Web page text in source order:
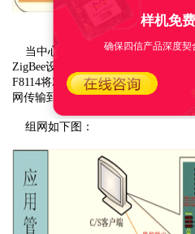
当中心监控与光伏电池板阵列的
ZigBee设备F8914传输到带GPRS的
F8114将ZigBee数据转化为TCP/IP
网传输到应用管理层的监控中心。
组网如下图：
样机免
确保四信产品深度